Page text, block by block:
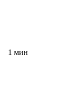
1 мин